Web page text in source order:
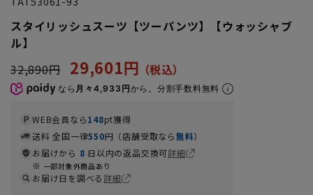
スタイリッシュスーツ【ツーパンツ】【ウォッシャブ
ル】
32,890円
29,601円
なら 月々4,933円から。分割手数料無料
WEB会員なら148pt獲得
送料 全国一律550円（店舗受取なら無料）
お届けから 8 日以内の返品交換可詳細
一部対象外商品あり
お届け日を調べる詳細